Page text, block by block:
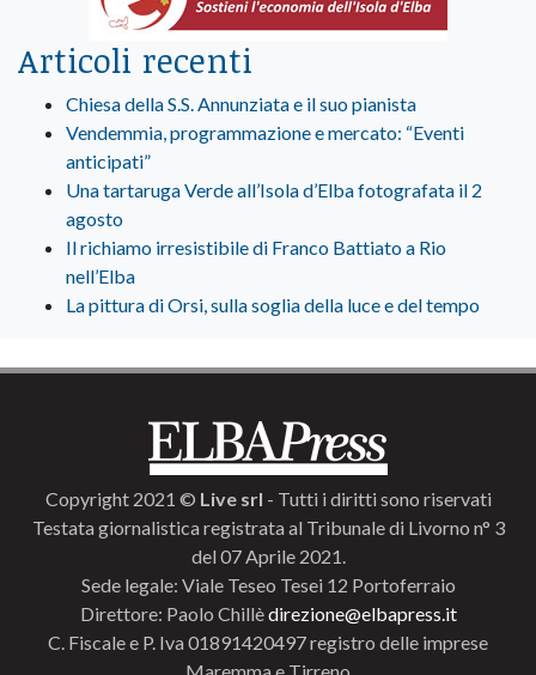
Articoli recenti
Chiesa della S.S. Annunziata e il suo pianista
Vendemmia, programmazione e mercato: “Eventi
anticipati”
Una tartaruga Verde all’Isola d’Elba fotografata il 2
agosto
Il richiamo irresistibile di Franco Battiato a Rio
nell’Elba
La pittura di Orsi, sulla soglia della luce e del tempo
Copyright 2021 © Live srl - Tutti i diritti sono riservati
Testata giornalistica registrata al Tribunale di Livorno n° 3
del 07 Aprile 2021.
Sede legale: Viale Teseo Tesei 12 Portoferraio
Direttore: Paolo Chillèdirezione@elbapress.it
C. Fiscale e P. Iva 01891420497 registro delle imprese